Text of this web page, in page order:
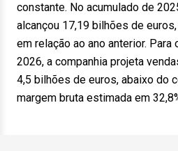
constante. No acumulado de
alcançou 17,19 bilhões de
em relação ao ano anterior.
2026, a companhia projeta
4,5 bilhões de euros, abaixo do
margem bruta estimada em